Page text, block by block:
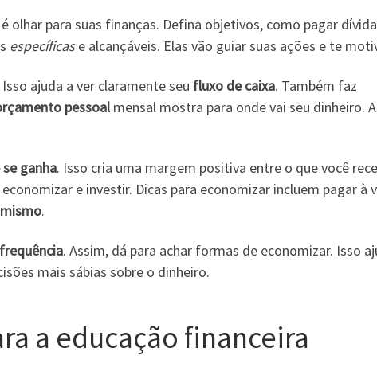
é olhar para suas finanças. Defina objetivos, como pagar
específicase alcançáveis. Elas vão guiar suas ações e te
ajuda a ver claramente seu fluxo de caixa. Também faz
pessoalmensal mostra para onde vai seu dinheiro.
ganha. Isso cria uma margem positiva entre o que você
e investir. Dicas para economizar incluem pagar à
.
. Assim, dá para achar formas de economizar. Isso
mais sábias sobre o dinheiro.
a educação financeira